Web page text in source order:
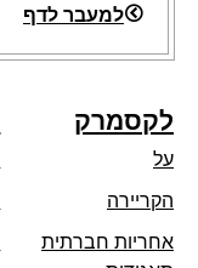
למעבר לדף
לקסמרק
על
הקריירה
אחריות חברתית